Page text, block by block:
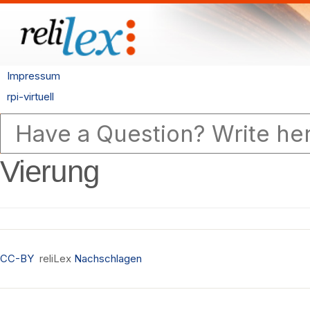
Impressum
rpi-virtuell
Vierung
CC-BY reliLex Nachschlagen